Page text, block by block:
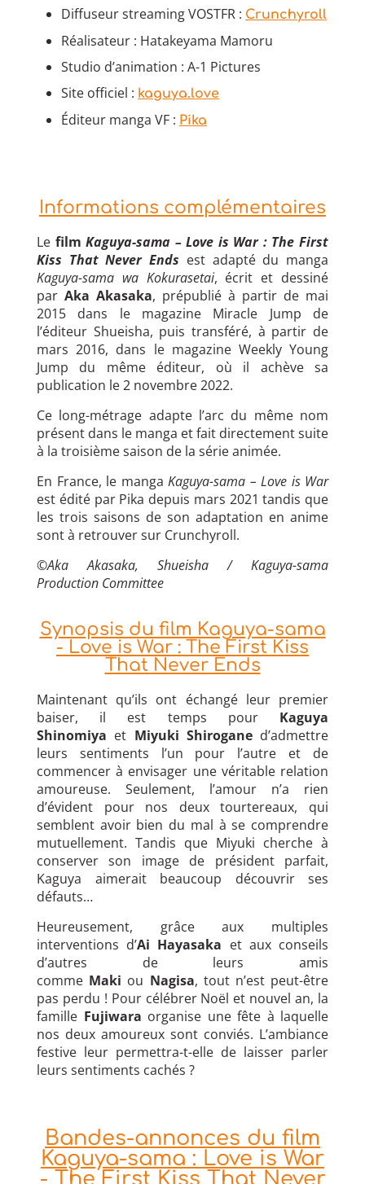
Diffuseur streaming VOSTFR : Crunchyroll
Réalisateur : Hatakeyama Mamoru
Studio d’animation : A-1 Pictures
Site officiel : kaguya.love
Éditeur manga VF : Pika
Informations complémentaires
Le filmKaguya-sama – Love is War : The First
Kiss That Never Ends est adapté du manga
Kaguya-sama wa Kokurasetai, écrit et dessiné
par Aka Akasaka, prépublié à partir de mai
2015 dans le magazine Miracle Jump de
l’éditeur Shueisha, puis transféré, à partir de
mars 2016, dans le magazine Weekly Young
Jump du même éditeur, où il achève sa
publication le 2 novembre 2022.
Ce long-métrage adapte l’arc du même nom
présent dans le manga et fait directement suite
à la troisième saison de la série animée.
En France, le manga Kaguya-sama – Love is War
est édité par Pika depuis mars 2021 tandis que
les trois saisons de son adaptation en anime
sont à retrouver sur Crunchyroll.
©Aka Akasaka, Shueisha / Kaguya-sama
Production Committee
Synopsis du film Kaguya-sama
- Love is War : The First Kiss
That Never Ends
Maintenant qu’ils ont échangé leur premier
baiser, il est temps pour Kaguya
Shinomiya et Miyuki Shiroganed’admettre
leurs sentiments l’un pour l’autre et de
commencer à envisager une véritable relation
amoureuse. Seulement, l’amour n’a rien
d’évident pour nos deux tourtereaux, qui
semblent avoir bien du mal à se comprendre
mutuellement. Tandis que Miyuki cherche à
conserver son image de président parfait,
Kaguya aimerait beaucoup découvrir ses
défauts…
Heureusement, grâce aux multiples
interventions d’Ai Hayasaka et aux conseils
d’autres de leurs amis
comme Maki ou Nagisa, tout n’est peut-être
pas perdu ! Pour célébrer Noël et nouvel an, la
famille Fujiwara organise une fête à laquelle
nos deux amoureux sont conviés. L’ambiance
festive leur permettra-t-elle de laisser parler
leurs sentiments cachés ?
Bandes-annonces du film
Kaguya-sama : Love is War
- The First Kiss That Never